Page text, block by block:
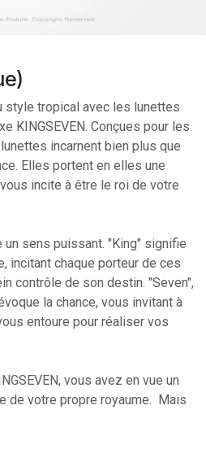
style tropical avec les lunettes
KINGSEVEN. Conçues pour les
incarnent bien plus que
Elles portent en elles une
incite à être le roi de votre
un sens puissant. "King" signifie
incitant chaque porteur de ces
contrôle de son destin. "Seven",
la chance, vous invitant à
entoure pour réaliser vos
vous avez en vue un
de votre propre royaume. Mais